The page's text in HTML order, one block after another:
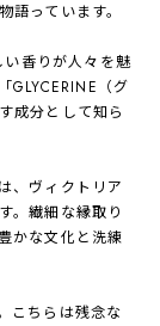
っています。
香りが人々を魅
GLYCERINE（グ
成分として知ら
、ヴィクトリア
。繊細な縁取り
かな文化と洗練
こちらは残念な